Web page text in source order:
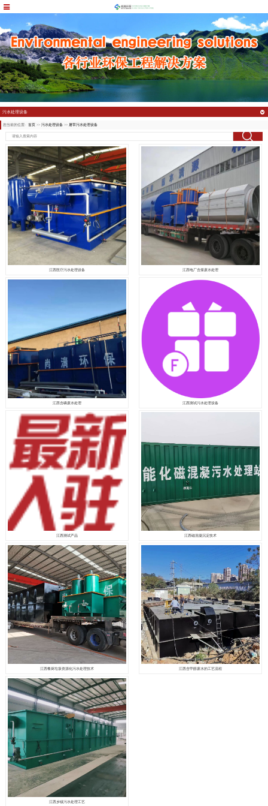
污水处理设备
您当前的位置: 首页>> 污水处理设备>> 屠宰污水处理设备
江西医疗污水处理设备 江西电厂含煤废水处理
江西含磷废水处理 江西测试污水处理设备
江西测试产品 江西磁混凝沉淀技术
江西餐厨垃圾资源化污水处理技术 江西含甲醇废水的工艺流程
江西乡镇污水处理工艺